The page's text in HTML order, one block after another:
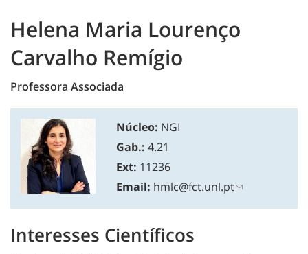
Helena Maria Lourenço
Carvalho Remígio
Professora Associada
Núcleo: NGI
Gab.: 4.21
Ext: 11236
Email: hmlc@fct.unl.pt
Interesses Científicos